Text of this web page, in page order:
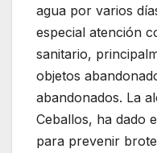
agua por varios
especial atención
sanitario,
objetos
abandonados. La
Ceballos, ha dado
para prevenir